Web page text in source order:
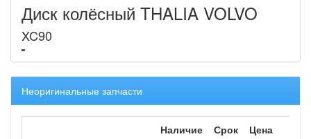
Диск колёсный THALIA VOLVO
XC90
Неоригинальные запчасти
Наличие Срок Цена